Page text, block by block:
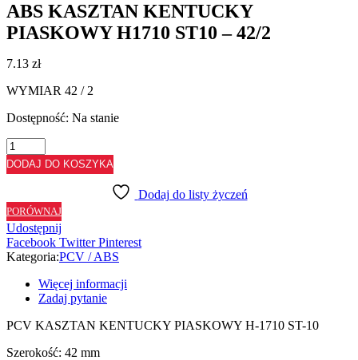
ABS KASZTAN KENTUCKY
PIASKOWY H1710 ST10 – 42/2
7.13 zł
WYMIAR 42 / 2
Dostępność: Na stanie
ilość
ABS
KASZTAN
PIASKOWY
H1710
ST10
-
42/2
DODAJ DO KOSZYKA
Dodaj do listy życzeń
PORÓWNAJ
Udostępnij
Facebook Twitter Pinterest
Kategoria:PCV / ABS
Więcej informacji
Zadaj pytanie
PCV KASZTAN KENTUCKY PIASKOWY H-1710 ST-10
Szerokość: 42 mm